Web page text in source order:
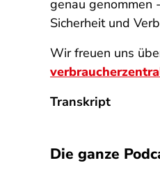
genau genommen
Sicherheit und
Wir freuen uns
Transkript
Die ganze